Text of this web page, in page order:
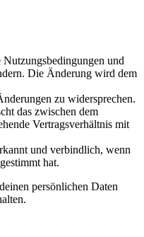
und
Die Änderung wird dem
zu widersprechen.
das zwischen dem
Vertragsverhältnis mit
und verbindlich, wenn
hat.
persönlichen Daten